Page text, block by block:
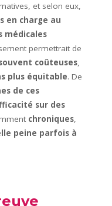
et selon eux,
en charge au
médicales
permettrait de
coûteuses,
plus équitable. De
de ces
sur des
chroniques,
peine parfois à